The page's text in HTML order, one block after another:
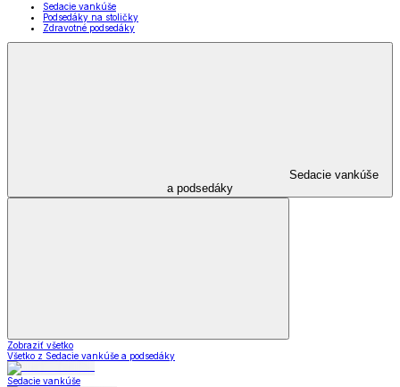
Sedacie vankúše
Podsedáky na stoličky
Zdravotné podsedáky
Sedacie vankúše
a podsedáky
Zobraziť všetko
Všetko z Sedacie vankúše a podsedáky
Sedacie vankúše